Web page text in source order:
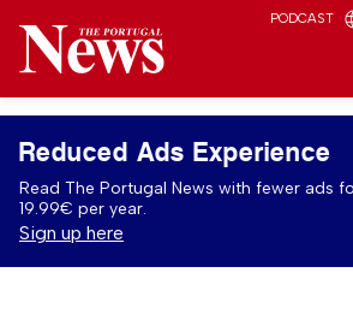
PODCAST
Reduced Ads Experience
Read The Portugal News with fewer ads
19.99€ per year.
Sign up here